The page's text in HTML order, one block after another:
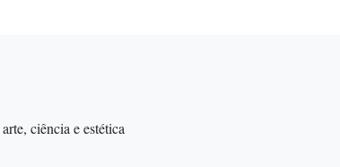
ciência e estética